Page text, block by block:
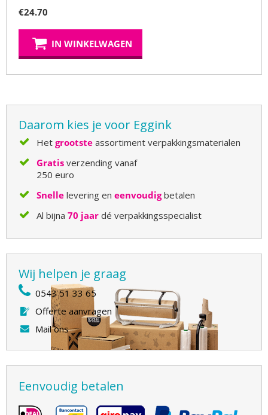
€24.70
IN WINKELWAGEN
Daarom kies je voor Eggink
Het grootste assortiment verpakkingsmaterialen
Gratis verzending vanaf
250 euro
Snelle levering en eenvoudigbetalen
Al bijna 70 jaar dé verpakkingsspecialist
Wij helpen je graag
0543 51 33 65
Offerte aanvragen
Mail ons
Eenvoudig betalen